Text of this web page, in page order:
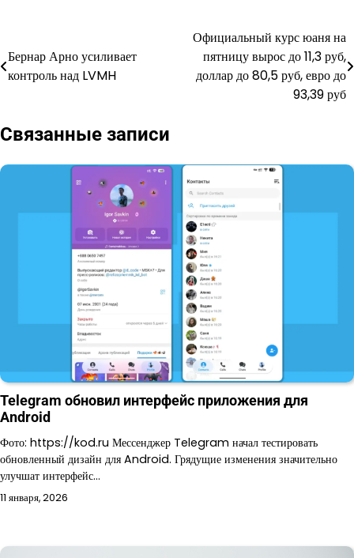
по
Бернар Арно усиливает
контроль над LVMH
Официальный курс юаня на
пятницу вырос до 11,3 руб,
доллар до 80,5 руб, евро до
93,39 руб
Связанные записи
Telegram обновил интерфейс приложения для
Android
Фото: https://kod.ru Мессенджер Telegram начал тестировать
обновленный дизайн для Android. Грядущие изменения значительно
улучшат интерфейс…
11 января, 2026